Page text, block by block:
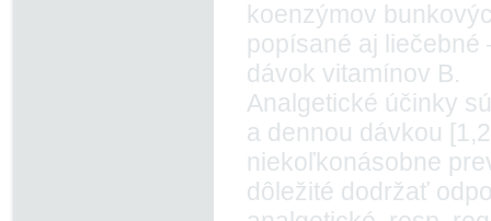
koenzýmov
popísané aj
dávok vitamínov B.
Analgetické účinky
a dennou dávkou
niekoľkonásobne
dôležité dodržať